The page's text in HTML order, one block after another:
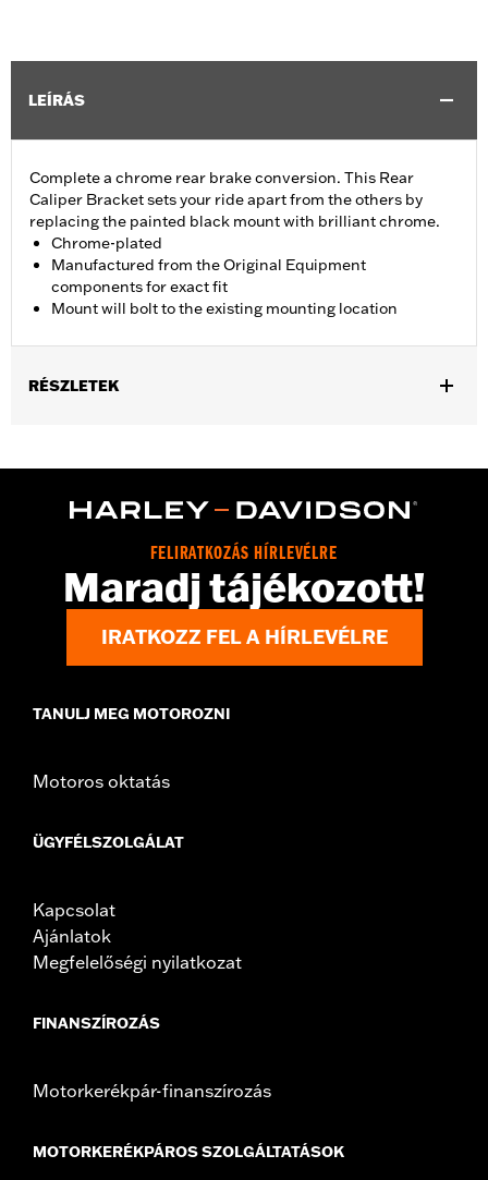
LEÍRÁS
Complete a chrome rear brake conversion. This Rear
Caliper Bracket sets your ride apart from the others by
replacing the painted black mount with brilliant chrome.
Chrome-plated
Manufactured from the Original Equipment
components for exact fit
Mount will bolt to the existing mounting location
RÉSZLETEK
Sold In Units:Each
Mounting bracket only
1 year limited warranty – Go towww.h-
d.com/warranty for full details
FELIRATKOZÁS HÍRLEVÉLRE
Maradj tájékozott!
IRATKOZZ FEL A HÍRLEVÉLRE
TANULJ MEG MOTOROZNI
Motoros oktatás
ÜGYFÉLSZOLGÁLAT
Kapcsolat
Ajánlatok
Megfelelőségi nyilatkozat
FINANSZÍROZÁS
Motorkerékpár-finanszírozás
MOTORKERÉKPÁROS SZOLGÁLTATÁSOK